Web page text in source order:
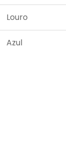
Louro
Azul